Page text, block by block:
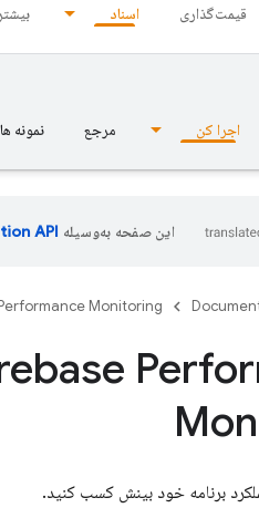
قیمت‌گذاری اسناد بیشتر
اجرا کن مرجع نمونه ها
این صفحه به‌وسیله
Monitoring
برنامه خود بینش کسب کنید.